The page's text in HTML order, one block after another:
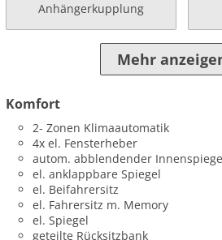
Anhängerkupplung
Mehr
Komfort
2- Zonen Klimaautomatik
4x el. Fensterheber
autom. abblendender
el. anklappbare Spiegel
el. Beifahrersitz
el. Fahrersitz m. Memory
el. Spiegel
geteilte Rücksitzbank